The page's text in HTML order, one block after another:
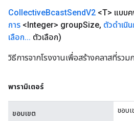
CollectiveBcastSendV2 <T> แบบ
การ <Integer> groupSize, ตัวดำเนิ
เลือก... ตัวเลือก)
วิธีการจากโรงงานเพื่อสร้างคลาสที่รว
พารามิเตอร์
ขอบเขต ขอบ